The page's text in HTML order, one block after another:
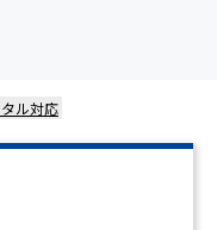
ル対応